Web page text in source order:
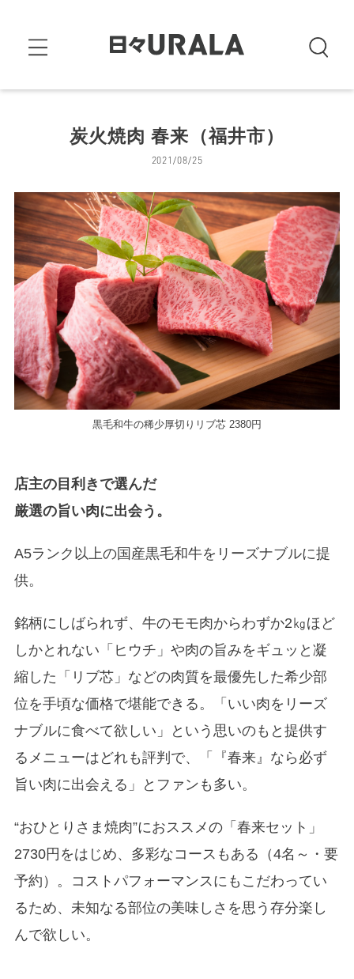
炭火焼肉 春来（福井市）
2021/08/25
黒毛和牛の稀少厚切りリブ芯 2380円
店主の目利きで選んだ
厳選の旨い肉に出会う。
A5ランク以上の国産黒毛和牛をリーズナブルに提
供。
銘柄にしばられず、牛のモモ肉からわずか2㎏ほど
しかとれない「ヒウチ」や肉の旨みをギュッと凝
縮した「リブ芯」などの肉質を最優先した希少部
位を手頃な価格で堪能できる。「いい肉をリーズ
ナブルに食べて欲しい」という思いのもと提供す
るメニューはどれも評判で、「『春来』なら必ず
旨い肉に出会える」とファンも多い。
“おひとりさま焼肉”におススメの「春来セット」
2730円をはじめ、多彩なコースもある（4名～・要
予約）。コストパフォーマンスにもこだわってい
るため、未知なる部位の美味しさを思う存分楽し
んで欲しい。